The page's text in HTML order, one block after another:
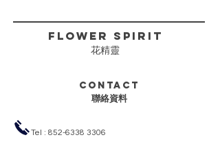
FLower Spirit
花精靈
Contact
聯絡資料
Tel : 852-6338 3306